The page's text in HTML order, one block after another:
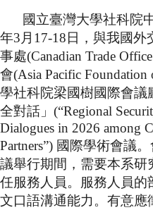
告
本
所
簡
介
本
所
成
員
博
士
國立臺灣大學社科院
年3月 17-18日，與我國外
事處(Canadian Trade
會(Asia Pacific Foundation
學社科院梁國樹國際會議
全對話」 (“Regional
Dialogues in 2026 among
Partners”) 國際學術會議
議舉行期間，需要本系
任服務人員。服務人員
文口語溝通能力。有意應